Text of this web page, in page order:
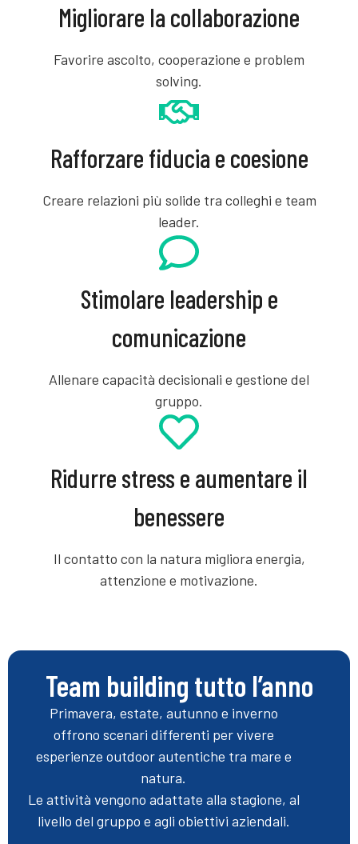
Migliorare la collaborazione
Favorire ascolto, cooperazione e problem
solving.
Rafforzare fiducia e coesione
Creare relazioni più solide tra colleghi e team
leader.
Stimolare leadership e
comunicazione
Allenare capacità decisionali e gestione del
gruppo.
Ridurre stress e aumentare il
benessere
Il contatto con la natura migliora energia,
attenzione e motivazione.
Team building tutto l’anno
Primavera, estate, autunno e inverno
offrono scenari differenti per vivere
esperienze outdoor autentiche tra mare e
natura.
Le attività vengono adattate alla stagione, al
livello del gruppo e agli obiettivi aziendali.